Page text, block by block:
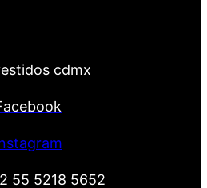
cdmx
55 5218 5652